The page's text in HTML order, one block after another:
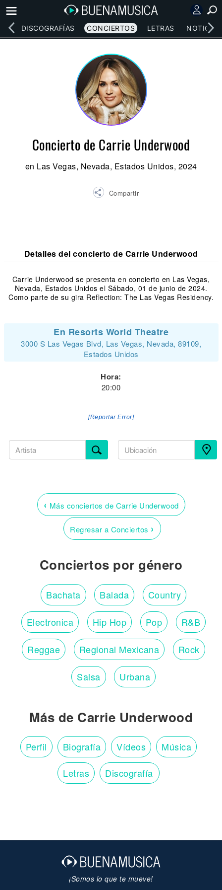
DISCOGRAFÍAS CONCIERTOS LETRAS NOTICIAS
Concierto de Carrie Underwood
en Las Vegas, Nevada, Estados Unidos, 2024
Compartir
Detalles del concierto de Carrie Underwood
Carrie Underwood se presenta en concierto en Las Vegas,
Nevada, Estados Unidos el Sábado, 01 de junio de 2024.
Como parte de su gira Reflection: The Las Vegas Residency.
En Resorts World Theatre
3000 S Las Vegas Blvd, Las Vegas, Nevada, 89109,
Estados Unidos
Hora:
20:00
[Reportar Error]
‹ Más conciertos de Carrie Underwood
Regresar a Conciertos ›
Conciertos por género
Bachata Balada Country
Electronica Hip Hop Pop R&B
Reggae Regional Mexicana Rock
Salsa Urbana
Más de Carrie Underwood
Perfil Biografía Vídeos Música
Letras Discografía
¡Somos lo que te mueve!